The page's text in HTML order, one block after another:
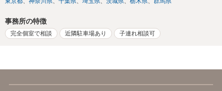
事務所の特徴
完全個室で相談 近隣駐車場あり 子連れ相談可